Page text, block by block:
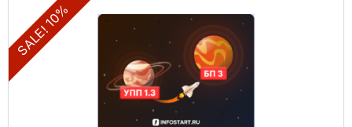
SALE! 10%